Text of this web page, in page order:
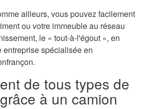
ailleurs, vous pouvez facilement
ou votre immeuble au réseau
le « tout-à-l'égout », en
entreprise spécialisée en
de tous types de
à un camion